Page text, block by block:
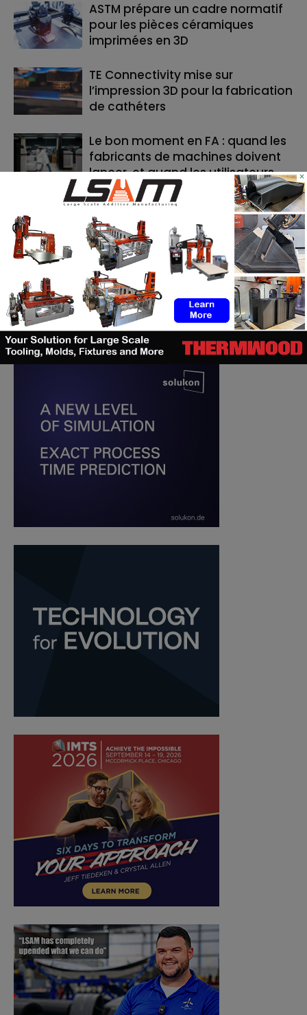
ASTM prépare un cadre normatif
pour les pièces céramiques
imprimées en 3D
TE Connectivity mise sur
l’impression 3D pour la fabrication
de cathéters
Le bon moment en FA : quand les
fabricants de machines doivent
lancer, et quand les utilisateurs
doivent investir
RECHERCHE
×